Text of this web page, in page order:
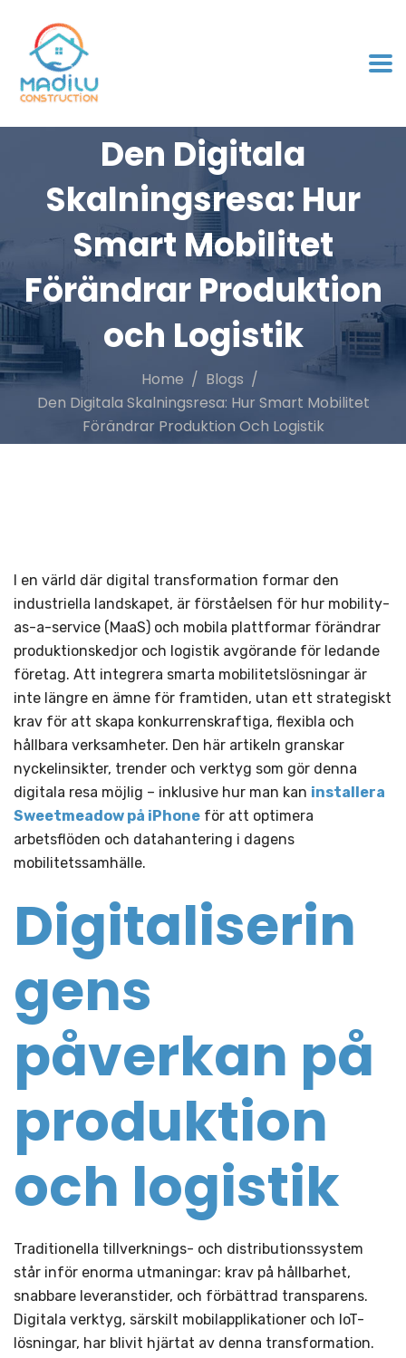
Den Digitala
Skalningsresa: Hur
Smart Mobilitet
Förändrar Produktion
och Logistik
Home
Blogs
Den Digitala Skalningsresa: Hur Smart Mobilitet
Förändrar Produktion Och Logistik
I en värld där digital transformation formar den
industriella landskapet, är förståelsen för hur mobility-
as-a-service (MaaS) och mobila plattformar förändrar
produktionskedjor och logistik avgörande för ledande
företag. Att integrera smarta mobilitetslösningar är
inte längre en ämne för framtiden, utan ett strategiskt
krav för att skapa konkurrenskraftiga, flexibla och
hållbara verksamheter. Den här artikeln granskar
nyckelinsikter, trender och verktyg som gör denna
digitala resa möjlig – inklusive hur man kan installera
Sweetmeadow på iPhone för att optimera
arbetsflöden och datahantering i dagens
mobilitetssamhälle.
Digitaliserin
gens
påverkan på
produktion
och logistik
Traditionella tillverknings- och distributionssystem
står inför enorma utmaningar: krav på hållbarhet,
snabbare leveranstider, och förbättrad transparens.
Digitala verktyg, särskilt mobilapplikationer och IoT-
lösningar, har blivit hjärtat av denna transformation.